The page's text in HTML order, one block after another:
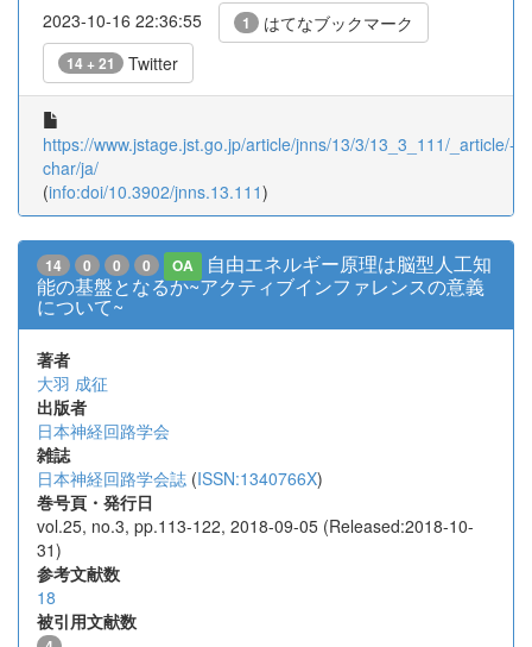
2023-10-16 22:36:55 1 はてなブックマーク
14 + 21 Twitter
https://www.jstage.jst.go.jp/article/jnns/13/3/13_3_111/_article/-
char/ja/
(info:doi/10.3902/jnns.13.111)
14 0 0 0 OA
自由エネルギー原理は脳型人工知
能の基盤となるか~アクティブインファレンスの意義
について~
著者
大羽 成征
出版者
日本神経回路学会
雑誌
日本神経回路学会誌 (ISSN:1340766X)
巻号頁・発行日
vol.25, no.3, pp.113-122, 2018-09-05 (Released:2018-10-
31)
参考文献数
18
被引用文献数